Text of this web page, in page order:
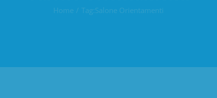
Home Tag: Salone Orientamenti